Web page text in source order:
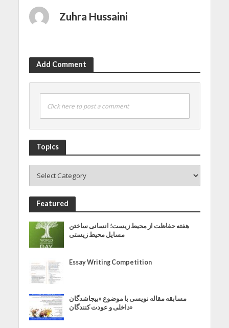
Zuhra Hussaini
Add Comment
Click here to post a comment
Topics
Featured
هفته حفاظت از محیط زیست؛ انسانی ساختن
مسایل محیط زیستی
Essay Writing Competition
مسابقه مقاله نویسی با موضوع «بیجاشدگان
داخلی و عودت کنندگان»